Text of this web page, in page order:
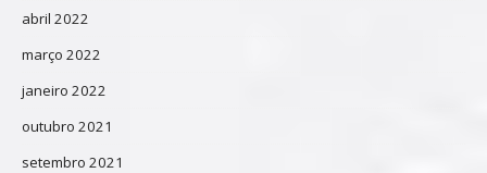
abril 2022
março 2022
janeiro 2022
outubro 2021
setembro 2021